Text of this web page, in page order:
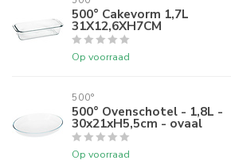
500° Cakevorm 1,7L
31X12,6XH7CM
Op voorraad
500°
500° Ovenschotel - 1,8L -
30x21xH5,5cm - ovaal
Op voorraad